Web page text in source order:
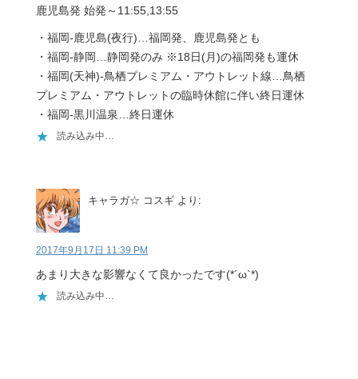
鹿児島発 始発～11:55,13:55
・福岡-鹿児島(夜行)…福岡発、鹿児島発とも
・福岡-静岡…静岡発のみ ※18日(月)の福岡発も運休
・福岡(天神)-鳥栖プレミアム・アウトレット線…鳥栖
プレミアム・アウトレットの臨時休館に伴い終日運休
・福岡-黒川温泉…終日運休
読み込み中…
キャラガ☆ コスギ より:
2017年9月17日 11:39 PM
あまり大きな影響なくて良かったです(*´ω`*)
読み込み中…